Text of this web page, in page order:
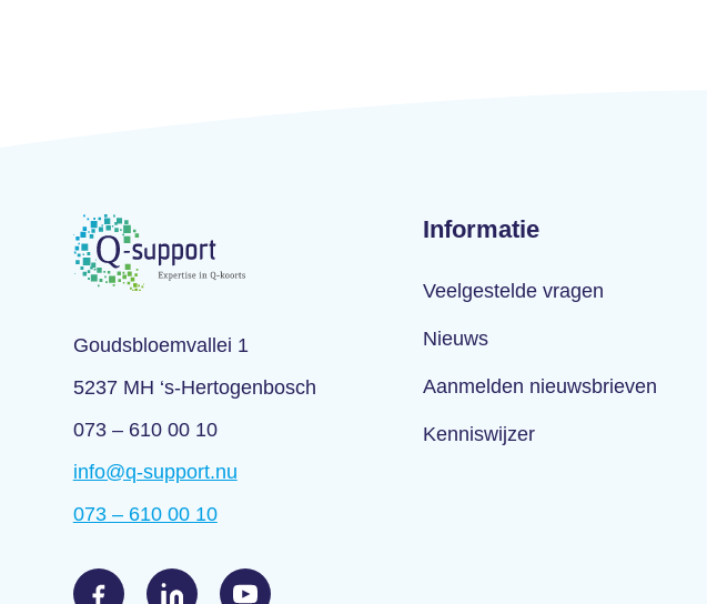
Goudsbloemvallei 1
5237 MH ‘s-Hertogenbosch
073 – 610 00 10
info@q-support.nu
073 – 610 00 10
Informatie
Veelgestelde vragen
Nieuws
Aanmelden nieuwsbrieven
Kenniswijzer